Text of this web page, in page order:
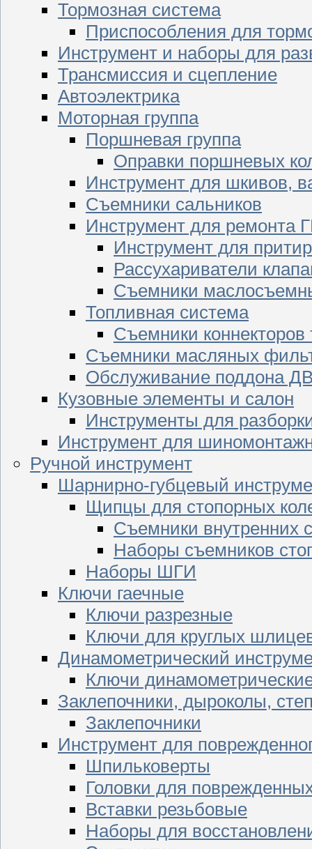
Тормозная система
Приспособления для
Инструмент и наборы для
Трансмиссия и сцепление
Автоэлектрика
Моторная группа
Поршневая группа
Оправки поршневых
Инструмент для шкивов,
Съемники сальников
Инструмент для ремонта
Инструмент для
Рассухариватели
Съемники
Топливная система
Съемники
Съемники масляных
Обслуживание поддона
Кузовные элементы и салон
Инструменты для
Инструмент для
Ручной инструмент
Шарнирно-губцевый
Щипцы для стопорных
Съемники внутренних
Наборы съемников
Наборы ШГИ
Ключи гаечные
Ключи разрезные
Ключи для круглых
Динамометрический
Ключи
Заклепочники, дыроколы,
Заклепочники
Инструмент для
Шпильковерты
Головки для
Вставки резьбовые
Наборы для